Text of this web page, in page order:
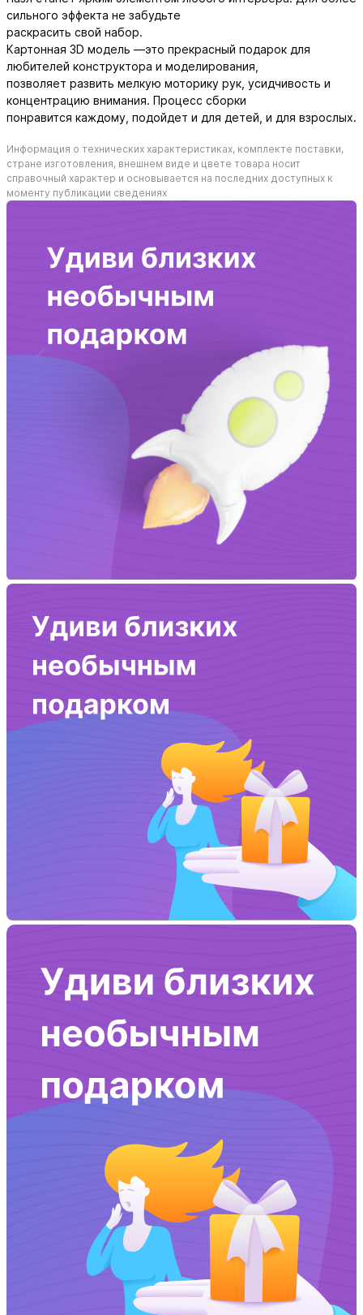
сильного эффекта не забудьте
раскрасить свой набор.
Картонная 3D модель —это прекрасный подарок для
любителей конструктора и моделирования,
позволяет развить мелкую моторику рук, усидчивость и
концентрацию внимания. Процесс сборки
понравится каждому, подойдет и для детей, и для взрослых.
Информация о технических характеристиках, комплекте поставки,
стране изготовления, внешнем виде и цвете товара носит
справочный характер и основывается на последних доступных к
моменту публикации сведениях